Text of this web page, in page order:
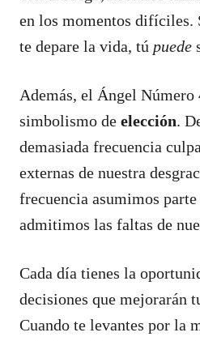
en los momentos difíciles.
te depare la vida, tú puede
Además, el Ángel Número
simbolismo de elección.
demasiada frecuencia
externas de nuestra
frecuencia asumimos
admitimos las faltas de
Cada día tienes la
decisiones que mejorarán
Cuando te levantes por la